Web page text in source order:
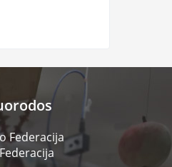
Federacija